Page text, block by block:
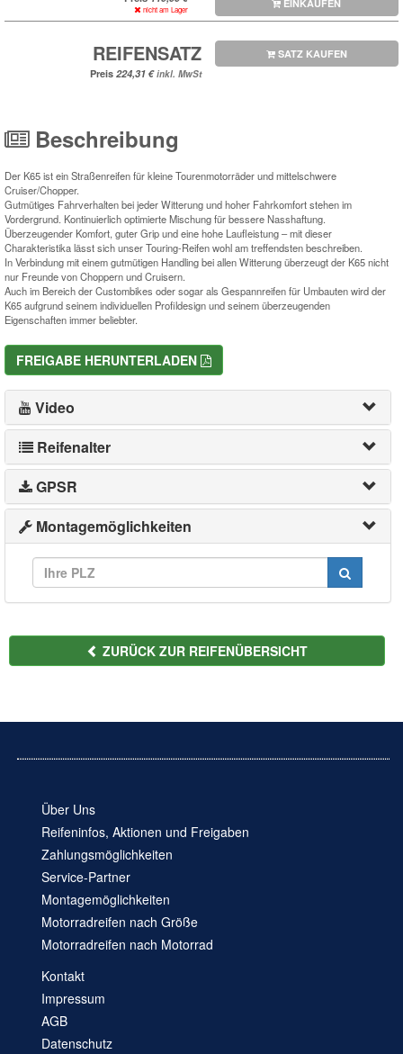
nicht am Lager EINKAUFEN
REIFENSATZ
Preis inkl. MwSt
SATZ KAUFEN
Beschreibung
Der K65 ist ein Straßenreifen für kleine Tourenmotorräder und mittelschwere
Cruiser/Chopper.
Gutmütiges Fahrverhalten bei jeder Witterung und hoher Fahrkomfort stehen im
Vordergrund. Kontinuierlich optimierte Mischung für bessere Nasshaftung.
Überzeugender Komfort, guter Grip und eine hohe Laufleistung – mit dieser
Charakteristika lässt sich unser Touring-Reifen wohl am treffendsten beschreiben.
In Verbindung mit einem gutmütigen Handling bei allen Witterung überzeugt der K65 nicht
nur Freunde von Choppern und Cruisern.
Auch im Bereich der Custombikes oder sogar als Gespannreifen für Umbauten wird der
K65 aufgrund seinem individuellen Profildesign und seinem überzeugenden
Eigenschaften immer beliebter.
FREIGABE HERUNTERLADEN
Video
Reifenalter
GPSR
Montagemöglichkeiten
ZURÜCK ZUR REIFENÜBERSICHT
Über Uns
Reifeninfos, Aktionen und Freigaben
Zahlungsmöglichkeiten
Service-Partner
Montagemöglichkeiten
Motorradreifen nach Größe
Motorradreifen nach Motorrad
Kontakt
Impressum
AGB
Datenschutz